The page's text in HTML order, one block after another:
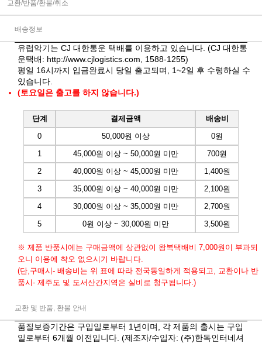
교환/반품/환불/취소
배송정보
유럽악기는 CJ 대한통운 택배를 이용하고 있습니다. (CJ 대한통
운택배: http://www.cjlogistics.com , 1588-1255)
평일 16시까지 입금완료시 당일 출고되며, 1~2일 후 수령하실 수
있습니다.
(토요일은 출고를 하지 않습니다.)
단계 결제금액
배송비
0
50,000원 이상
0원
1
45,000원 이상 ~ 50,000원 미만
700원
2
40,000원 이상 ~ 45,000원 미만
1,400원
3
35,000원 이상 ~ 40,000원 미만
2,100원
4
30,000원 이상 ~ 35,000원 미만
2,700원
5
0원 이상 ~ 30,000원 미만 3,500원
※ 제품 반품시에는 구매금액에 상관없이 왕복택배비 7,000원이 부과되
오니 이용에 착오 없으시기 바랍니다.
(단,구매시- 배송비는 위 표에 따라 전국동일하게 적용되고, 교환이나 반
품시- 제주도 및 도서산간지역은 실비로 청구됩니다.)
교환 및 반품, 환불 안내
품질보증기간은 구입일로부터 1년이며, 각 제품의 출시는 구입
일로부터 6개월 이전입니다. (제조자/수입자: (주)한독인터네셔